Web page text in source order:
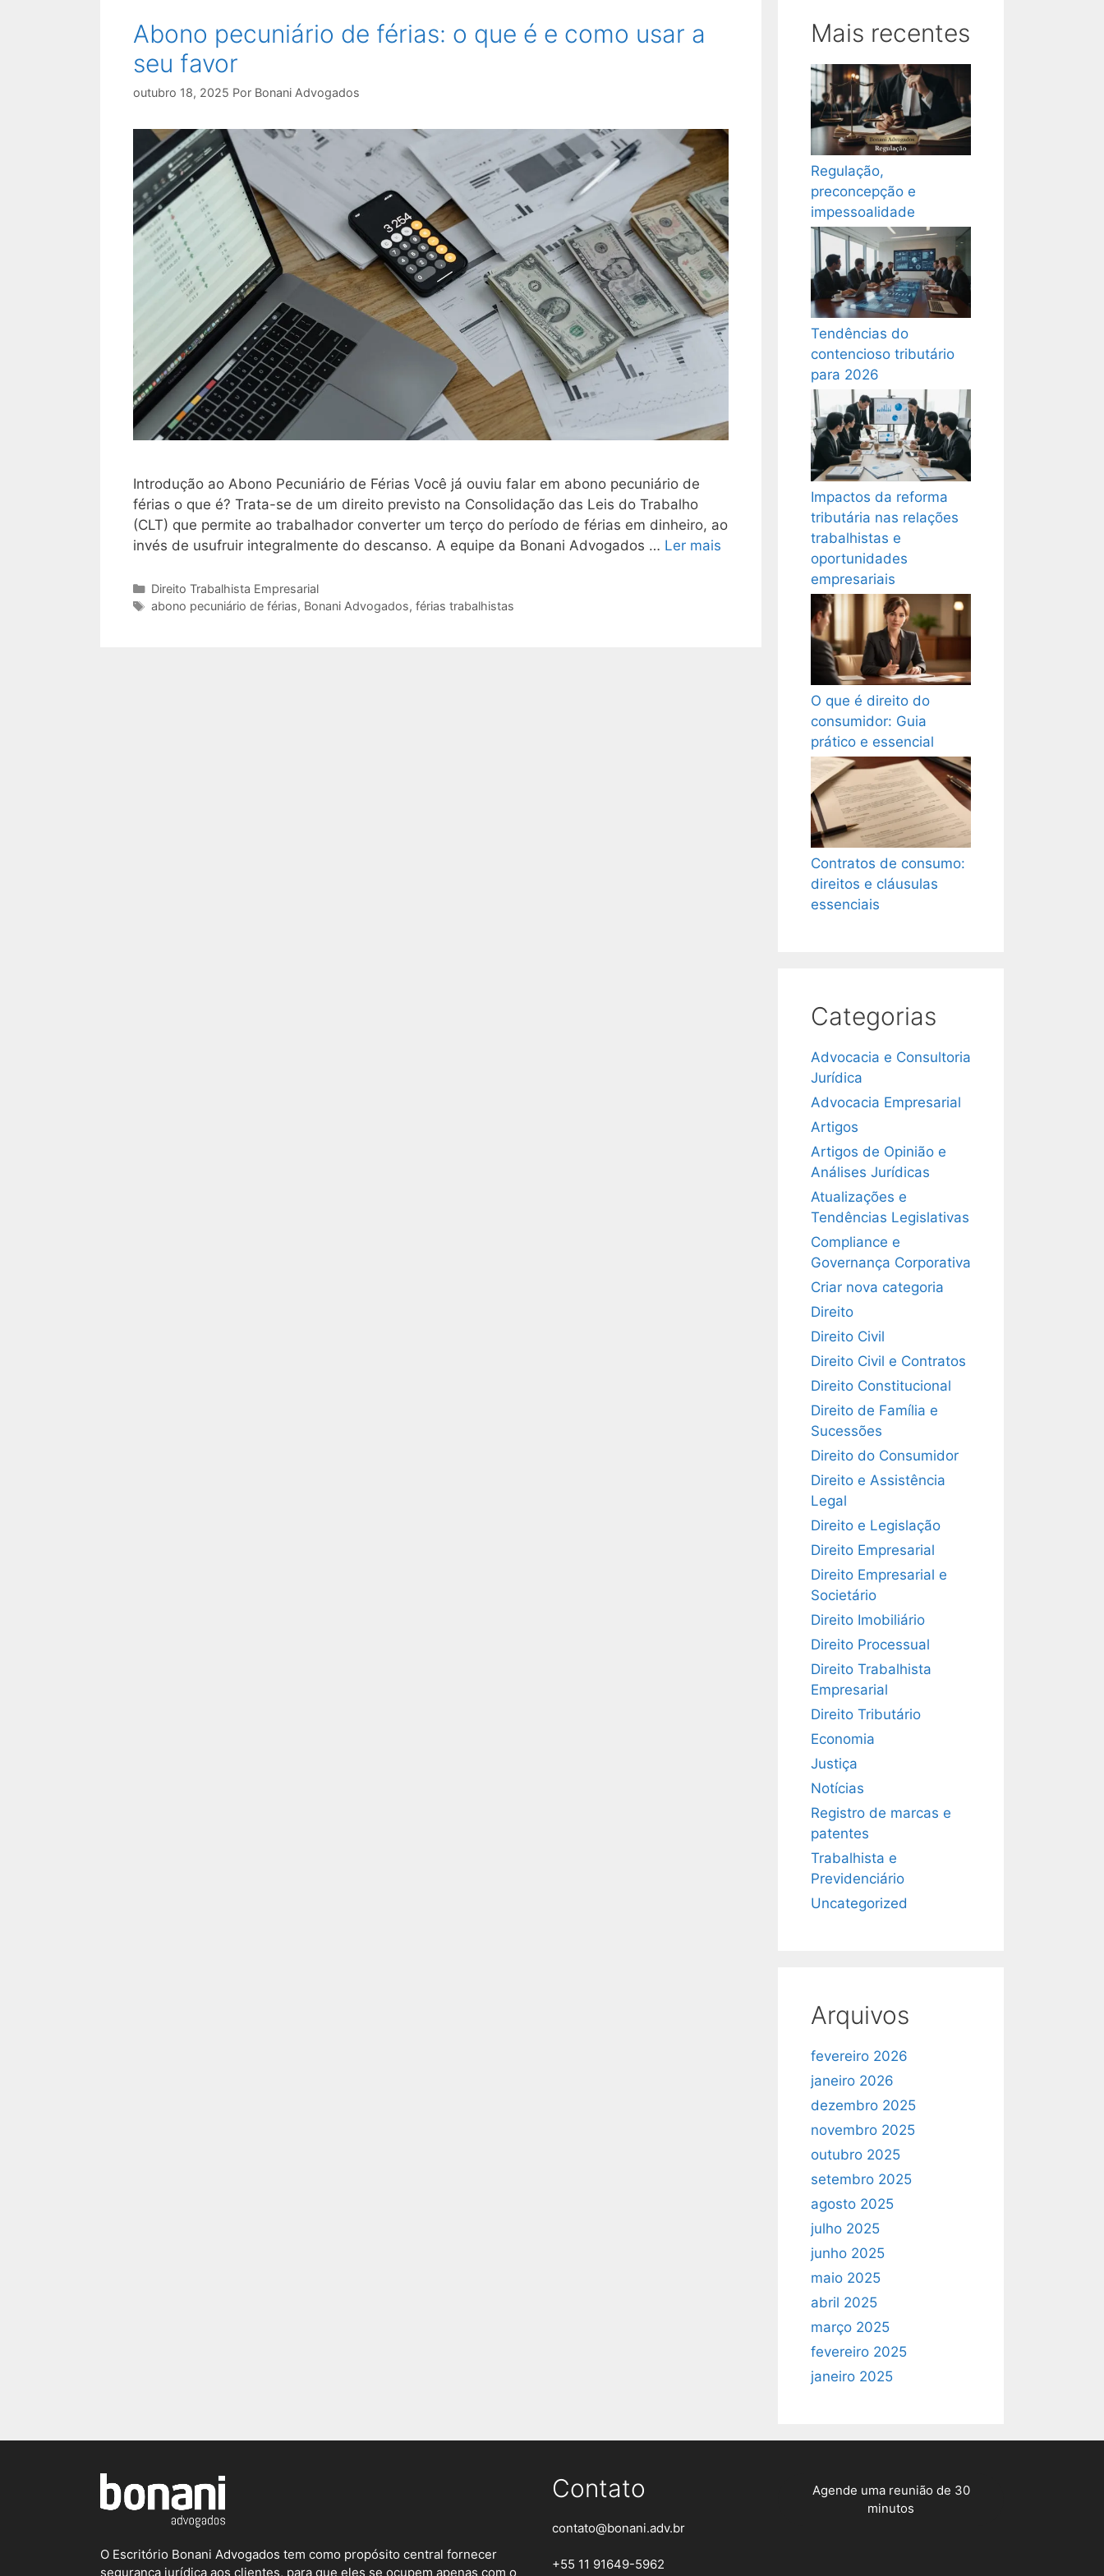
Abono pecuniário de férias: o que é e como usar a
seu favor
outubro 18, 2025 Por Bonani Advogados
Introdução ao Abono Pecuniário de Férias Você já ouviu falar em abono pecuniário de
férias o que é? Trata-se de um direito previsto na Consolidação das Leis do Trabalho
(CLT) que permite ao trabalhador converter um terço do período de férias em dinheiro, ao
invés de usufruir integralmente do descanso. A equipe da Bonani Advogados … Ler mais
Categorias
Direito Trabalhista Empresarial
Tags
abono pecuniário de férias, Bonani Advogados, férias trabalhistas
Mais recentes
Regulação,
preconcepção e
impessoalidade
Tendências do
contencioso tributário
para 2026
Impactos da reforma
tributária nas relações
trabalhistas e
oportunidades
empresariais
O que é direito do
consumidor: Guia
prático e essencial
Contratos de consumo:
direitos e cláusulas
essenciais
Categorias
Advocacia e Consultoria
Jurídica
Advocacia Empresarial
Artigos
Artigos de Opinião e
Análises Jurídicas
Atualizações e
Tendências Legislativas
Compliance e
Governança Corporativa
Criar nova categoria
Direito
Direito Civil
Direito Civil e Contratos
Direito Constitucional
Direito de Família e
Sucessões
Direito do Consumidor
Direito e Assistência
Legal
Direito e Legislação
Direito Empresarial
Direito Empresarial e
Societário
Direito Imobiliário
Direito Processual
Direito Trabalhista
Empresarial
Direito Tributário
Economia
Justiça
Notícias
Registro de marcas e
patentes
Trabalhista e
Previdenciário
Uncategorized
Arquivos
fevereiro 2026
janeiro 2026
dezembro 2025
novembro 2025
outubro 2025
setembro 2025
agosto 2025
julho 2025
junho 2025
maio 2025
abril 2025
março 2025
fevereiro 2025
janeiro 2025
O Escritório Bonani Advogados tem como propósito central fornecer
segurança jurídica aos clientes, para que eles se ocupem apenas com o
Contato
contato@bonani.adv.br
+55 11 91649-5962
Agende uma reunião de 30
minutos